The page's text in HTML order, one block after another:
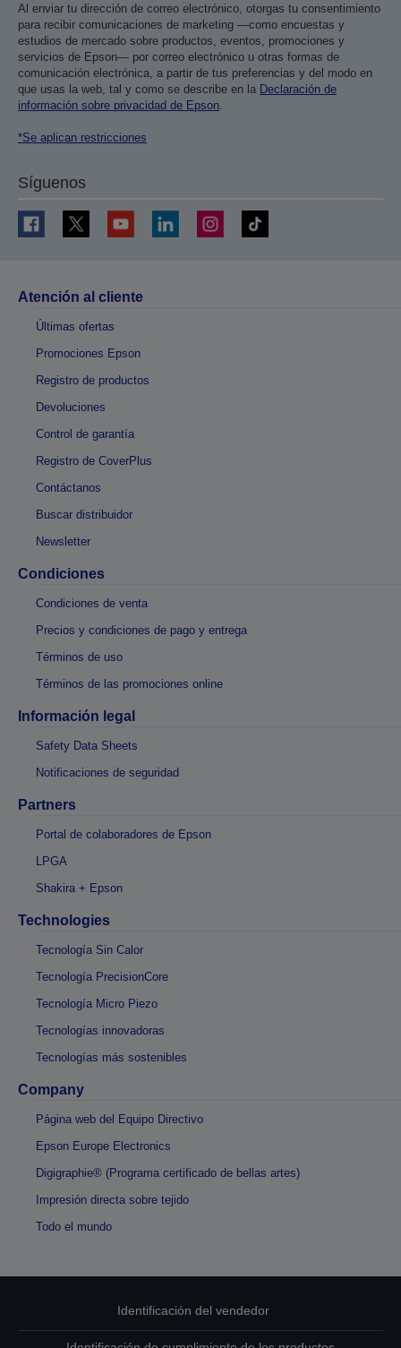
Al enviar tu dirección de correo electrónico, otorgas tu consentimiento
para recibir comunicaciones de marketing —como encuestas y
estudios de mercado sobre productos, eventos, promociones y
servicios de Epson— por correo electrónico u otras formas de
comunicación electrónica, a partir de tus preferencias y del modo en
que usas la web, tal y como se describe en la Declaración de
información sobre privacidad de Epson
*Se aplican restricciones
Síguenos
Atención al cliente
Últimas ofertas
Promociones Epson
Registro de productos
Devoluciones
Control de garantía
Registro de CoverPlus
Contáctanos
Buscar distribuidor
Newsletter
Condiciones
Condiciones de venta
Precios y condiciones de pago y entrega
Términos de uso
Términos de las promociones online
Información legal
Safety Data Sheets
Notificaciones de seguridad
Partners
Portal de colaboradores de Epson
LPGA
Shakira + Epson
Technologies
Tecnología Sin Calor
Tecnología PrecisionCore
Tecnología Micro Piezo
Tecnologías innovadoras
Tecnologías más sostenibles
Company
Página web del Equipo Directivo
Epson Europe Electronics
Digigraphie® (Programa certificado de bellas artes)
Impresión directa sobre tejido
Todo el mundo
Identificación del vendedor